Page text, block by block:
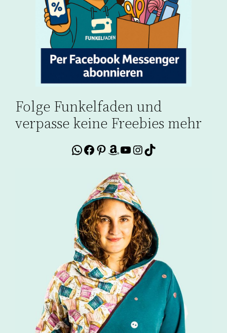
Folge Funkelfaden und
verpasse keine Freebies mehr
WhatsApp
Facebook
Pinterest
Amazon
YouTube
Instagram
TikTok